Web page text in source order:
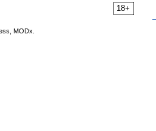
18+
MODx.